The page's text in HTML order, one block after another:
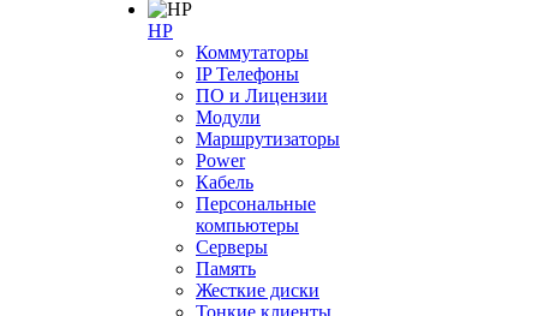
HP
Коммутаторы
IP Телефоны
ПО и Лицензии
Модули
Маршрутизаторы
Power
Кабель
Персональные
компьютеры
Серверы
Память
Жесткие диски